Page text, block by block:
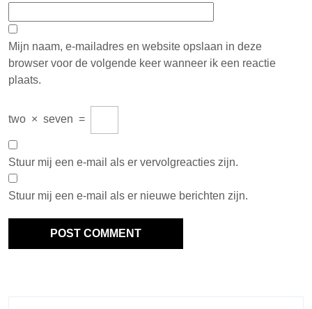
Mijn naam, e-mailadres en website opslaan in deze
browser voor de volgende keer wanneer ik een reactie
plaats.
two × seven =
Stuur mij een e-mail als er vervolgreacties zijn.
Stuur mij een e-mail als er nieuwe berichten zijn.